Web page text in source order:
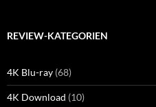
REVIEW-KATEGORIEN
4K Blu-ray (68)
4K Download (10)